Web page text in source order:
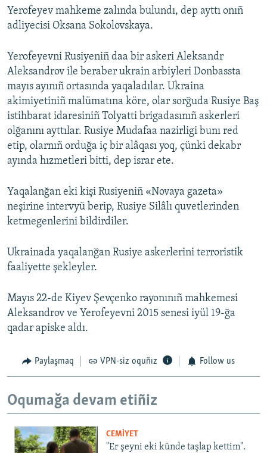
Yerofeyev mahkeme zalında bulundı, dep ayttı onıñ
adliyecisi Oksana Sokolovskaya.
Yerofeyevni Rusiyeniñ daa bir askeri Aleksandr
Aleksandrov ile beraber ukrain arbiyleri Donbassta
mayıs ayınıñ ortasında yaqaladılar. Ukraina
akimiyetiniñ malümatına köre, olar sorğuda Rusiye Baş
istihbarat idaresiniñ Tolyatti brigadasınıñ askerleri
olğanını ayttılar. Rusiye Mudafaa nazirligi bunı red
etip, olarnıñ orduğa iç bir alâqası yoq, çünki dekabr
ayında hızmetleri bitti, dep israr ete.
Yaqalanğan eki kişi Rusiyeniñ «Novaya gazeta»
neşirine intervyü berip, Rusiye Silâlı quvetlerinden
ketmegenlerini bildirdiler.
Ukrainada yaqalanğan Rusiye askerlerini terroristik
faaliyette şekleyler.
Mayıs 22-de Kiyev Şevçenko rayonınıñ mahkemesi
Aleksandrov ve Yerofeyevni 2015 senesi iyül 19-ğa
qadar apiske aldı.
Paylaşmaq VPN-siz oquñız Follow us
Oqumağa devam etiñiz
CEMİYET
"Er şeyni eki künde taşlap kettim".